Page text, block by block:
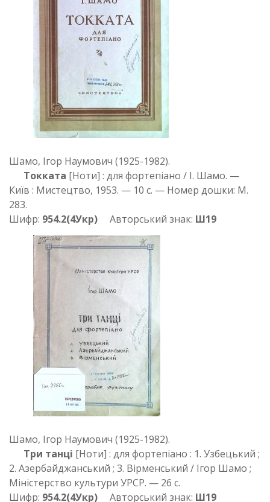
Шамо, Ігор Наумович (1925-1982).
Токката [Ноти] : для фортепіано / І. Шамо. —
Київ : Мистецтво, 1953. — 10 с. — Номер дошки: М.
283.
Шифр: 954.2(4Укр) Авторський знак: Ш19
Шамо, Ігор Наумович (1925-1982).
Три танці [Ноти] : для фортепіано : 1. Узбецький ;
2. Азербайджанський ; 3. Вірменський / Ігор Шамо ;
Міністерство культури УРСР. — 26 с.
Шифр: 954.2(4Укр) Авторський знак: Ш19